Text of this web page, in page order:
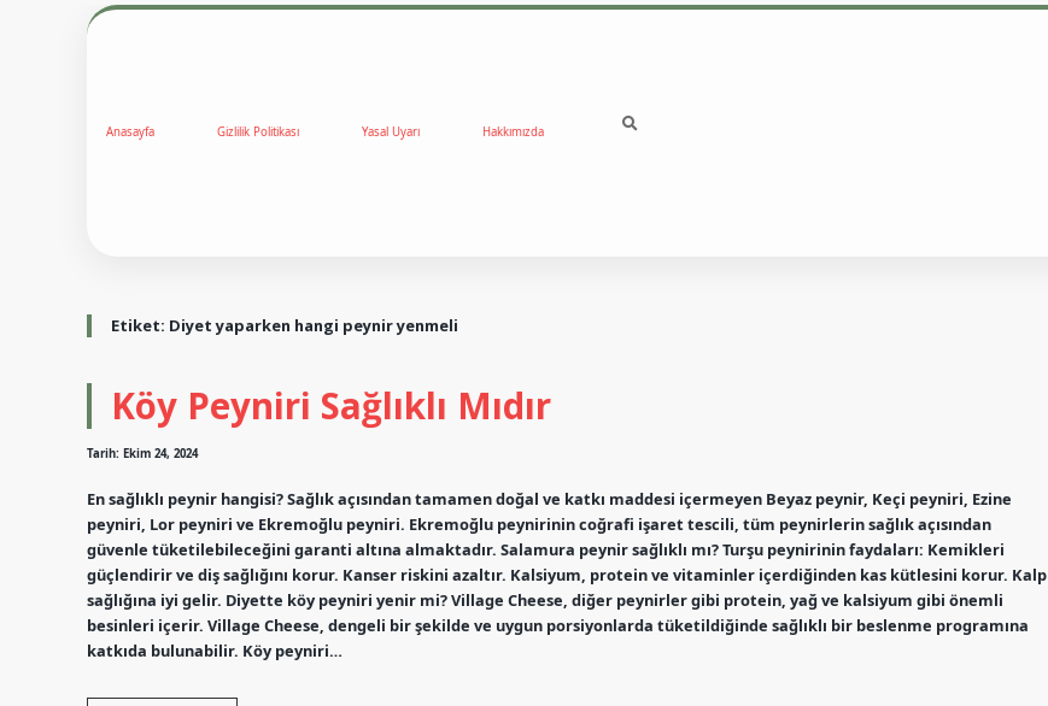
Anasayfa Gizlilik Politikası Yasal Uyarı Hakkımızda
Etiket: Diyet yaparken hangi peynir yenmeli
Köy Peyniri Sağlıklı Mıdır
Tarih: Ekim 24, 2024
En sağlıklı peynir hangisi? Sağlık açısından tamamen doğal ve katkı maddesi içermeyen Beyaz peynir, Keçi peyniri, Ezine
peyniri, Lor peyniri ve Ekremoğlu peyniri. Ekremoğlu peynirinin coğrafi işaret tescili, tüm peynirlerin sağlık açısından
güvenle tüketilebileceğini garanti altına almaktadır. Salamura peynir sağlıklı mı? Turşu peynirinin faydaları: Kemikleri
güçlendirir ve diş sağlığını korur. Kanser riskini azaltır. Kalsiyum, protein ve vitaminler içerdiğinden kas kütlesini korur. Kalp
sağlığına iyi gelir. Diyette köy peyniri yenir mi? Village Cheese, diğer peynirler gibi protein, yağ ve kalsiyum gibi önemli
besinleri içerir. Village Cheese, dengeli bir şekilde ve uygun porsiyonlarda tüketildiğinde sağlıklı bir beslenme programına
katkıda bulunabilir. Köy peyniri…